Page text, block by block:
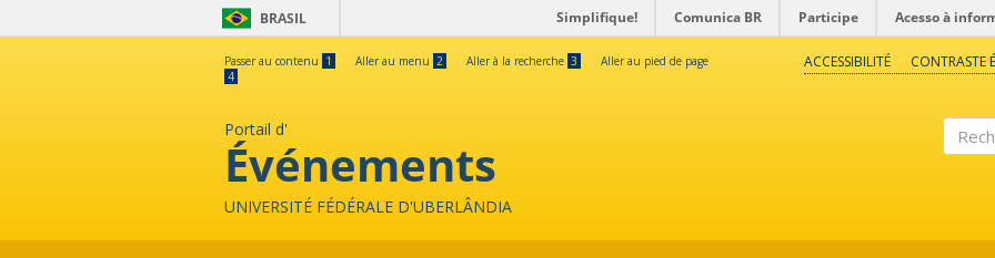
BRASIL Simplifique! Comunica BR Participe Acesso à
Passer au contenu 1 Aller au menu 2 Aller à la recherche 3
Aller au pied de page
4
ACCESSIBILITÉ CONTRASTE
Portail d'
Événements
UNIVERSITÉ FÉDÉRALE D'UBERLÂNDIA